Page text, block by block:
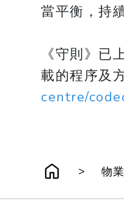
當平衡，持
《守則》已
載的程序及
centre/
> 物